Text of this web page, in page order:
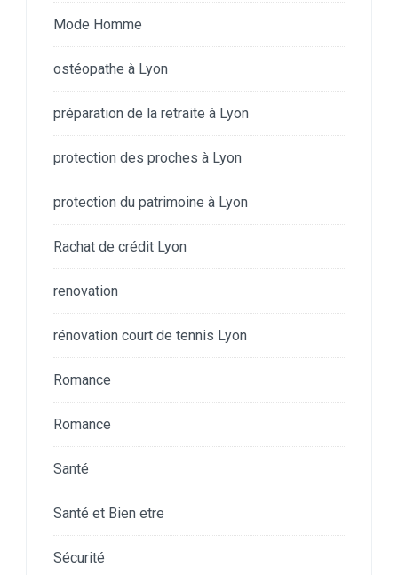
Mode Homme
ostéopathe à Lyon
préparation de la retraite à Lyon
protection des proches à Lyon
protection du patrimoine à Lyon
Rachat de crédit Lyon
renovation
rénovation court de tennis Lyon
Romance
Romance
Santé
Santé et Bien etre
Sécurité